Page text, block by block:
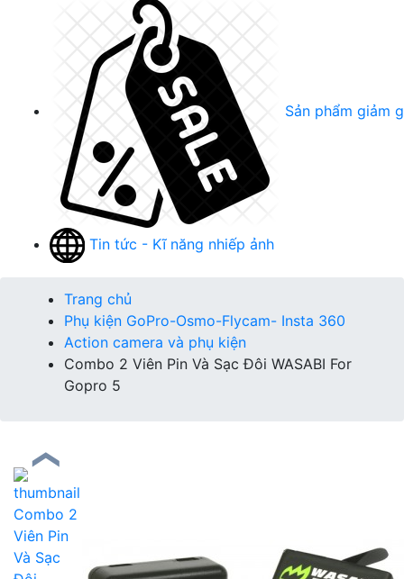
Sản phẩm giảm
Tin tức - Kĩ năng nhiếp ảnh
Trang chủ
Phụ kiện GoPro-Osmo-Flycam- Insta 360
Action camera và phụ kiện
Combo 2 Viên Pin Và Sạc Đôi WASABI For
Gopro 5
❮